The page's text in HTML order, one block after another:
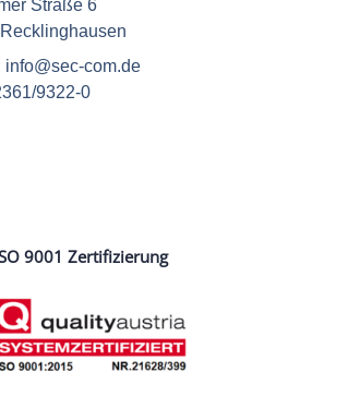
Straße 6
info@sec-com.de
9322-0
9001 Zertifizierung